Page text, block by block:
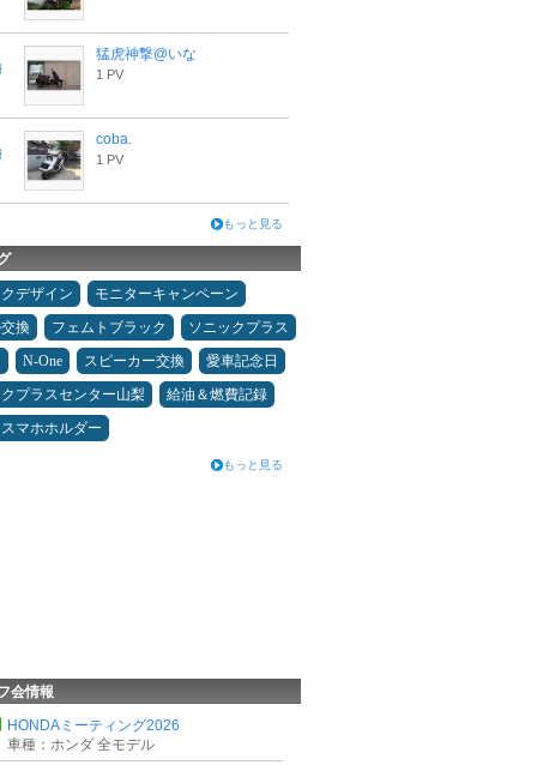
猛虎神撃@いな
1 PV
coba.
1 PV
もっと見る
デザイン
モニターキャンペーン
換
フェムトブラック
ソニックプラス
N-One スピーカー交換
愛車記念日
プラスセンター山梨
給油＆燃費記録
スマホホルダー
もっと見る
会情報
HONDAミーティング2026
車種：ホンダ 全モデル